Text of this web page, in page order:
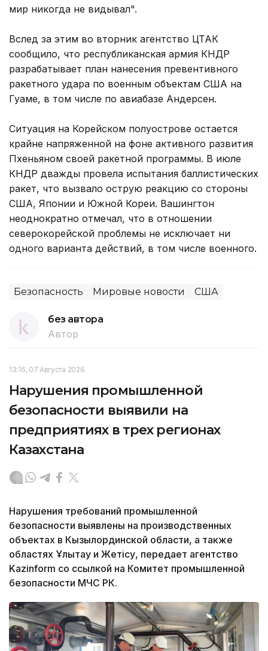
мир никогда не видывал".
Вслед за этим во вторник агентство ЦТАК
сообщило, что республиканская армия КНДР
разрабатывает план нанесения превентивного
ракетного удара по военным объектам США на
Гуаме, в том числе по авиабазе Андерсен.
Ситуация на Корейском полуострове остается
крайне напряженной на фоне активного развития
Пхеньяном своей ракетной программы. В июле
КНДР дважды провела испытания баллистических
ракет, что вызвало острую реакцию со стороны
США, Японии и Южной Кореи. Вашингтон
неоднократно отмечал, что в отношении
северокорейской проблемы не исключает ни
одного варианта действий, в том числе военного.
Безопасность Мировые новости США
без автора
Автор
13:16, 07 Августа 2026
Нарушения промышленной
безопасности выявили на
предприятиях в трех регионах
Казахстана
Нарушения требований промышленной
безопасности выявлены на производственных
объектах в Кызылординской области, а также
областях Ұлытау и Жетісу, передает агентство
Kazinform со ссылкой на Комитет промышленной
безопасности МЧС РК.